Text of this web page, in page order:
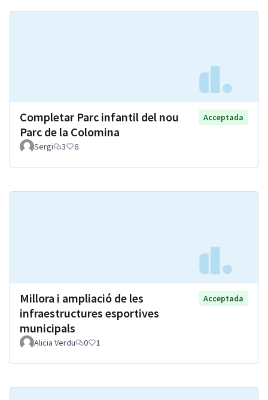
Completar Parc infantil del nou
Parc de la Colomina
Acceptada
Sergi 3 6
Millora i ampliació de les
infraestructures esportives
municipals
Acceptada
Alicia Verdu 0 1